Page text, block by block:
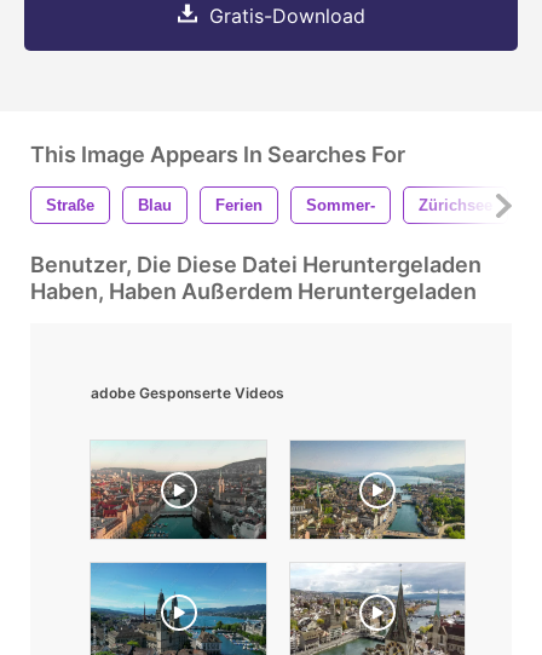
Gratis-Download
This Image Appears In Searches For
Straße Blau Ferien Sommer- Zürichsee
Benutzer, Die Diese Datei Heruntergeladen
Haben, Haben Außerdem Heruntergeladen
adobe Gesponserte Videos